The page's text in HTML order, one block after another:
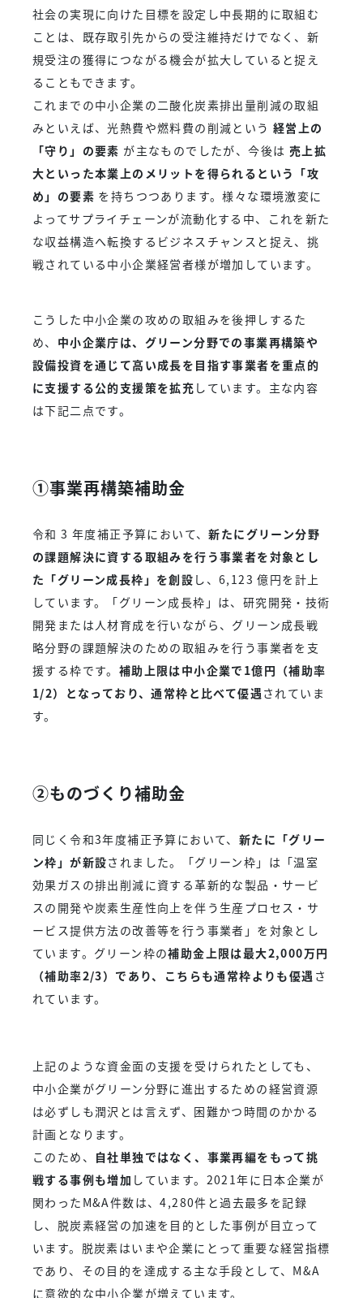
社会の実現に向けた目標を設定し中長期的に取組む
ことは、既存取引先からの受注維持だけでなく、新
規受注の獲得につながる機会が拡大していると捉え
ることもできます。
これまでの中小企業の二酸化炭素排出量削減の取組
みといえば、光熱費や燃料費の削減という 経営上の
「守り」の要素 が主なものでしたが、今後は 売上拡
大といった本業上のメリットを得られるという「攻
め」の要素 を持ちつつあります。様々な環境激変に
よってサプライチェーンが流動化する中、これを新た
な収益構造へ転換するビジネスチャンスと捉え、挑
戦されている中小企業経営者様が増加しています。
こうした中小企業の攻めの取組みを後押しするた
め、 中小企業庁は、グリーン分野での事業再構築や
設備投資を通じて高い成長を目指す事業者を重点的
に支援する公的支援策を拡充 しています。主な内容
は下記二点です。
①事業再構築補助金
令和 3 年度補正予算において、新たにグリーン分野
の課題解決に資する取組みを行う事業者を対象とし
た「グリーン成長枠」を創設 し、6,123 億円を計上
しています。「グリーン成長枠」は、研究開発・技術
開発または人材育成を行いながら、グリーン成長戦
略分野の課題解決のための取組みを行う事業者を支
援する枠です。 補助上限は中小企業で1億円（補助率
1/2）となっており、通常枠と比べて優遇 されていま
す。
②ものづくり補助金
同じく令和3年度補正予算において、 新たに「グリー
ン枠」が新設されました。「グリーン枠」は「温室
効果ガスの排出削減に資する革新的な製品・サービ
スの開発や炭素生産性向上を伴う生産プロセス・サ
ービス提供方法の改善等を行う事業者」を対象とし
ています。グリーン枠の補助金上限は最大2,000万円
（補助率2/3）であり、こちらも通常枠よりも優遇 さ
れています。
上記のような資金面の支援を受けられたとしても、
中小企業がグリーン分野に進出するための経営資源
は必ずしも潤沢とは言えず、困難かつ時間のかかる
計画となります。
このため、 自社単独ではなく、事業再編をもって挑
戦する事例も増加 しています。2021年に日本企業が
関わったM&A件数は、4,280件と過去最多を記録
し、脱炭素経営の加速を目的とした事例が目立って
います。脱炭素はいまや企業にとって重要な経営指標
であり、その目的を達成する主な手段として、M&A
に意欲的な中小企業が増えています。